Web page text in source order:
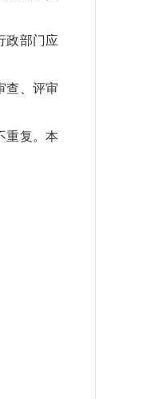
政部门应
查、评审
重复。本